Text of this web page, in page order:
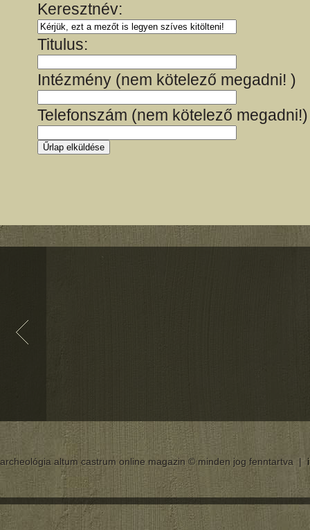
Keresztnév:
Titulus:
Intézmény (nem kötelező megadni! )
Telefonszám (nem kötelező megadni!)
archeológia altum castrum online magazin © minden jog fenntartva |